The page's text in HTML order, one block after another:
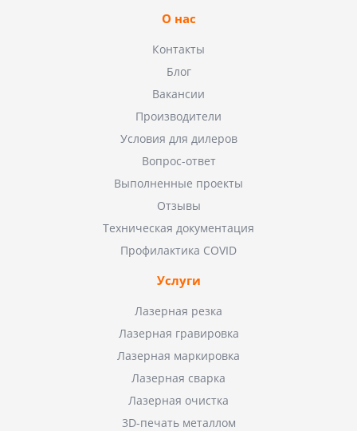
О нас
Контакты
Блог
Вакансии
Производители
Условия для дилеров
Вопрос-ответ
Выполненные проекты
Отзывы
Техническая документация
Профилактика COVID
Услуги
Лазерная резка
Лазерная гравировка
Лазерная маркировка
Лазерная сварка
Лазерная очистка
3D-печать металлом